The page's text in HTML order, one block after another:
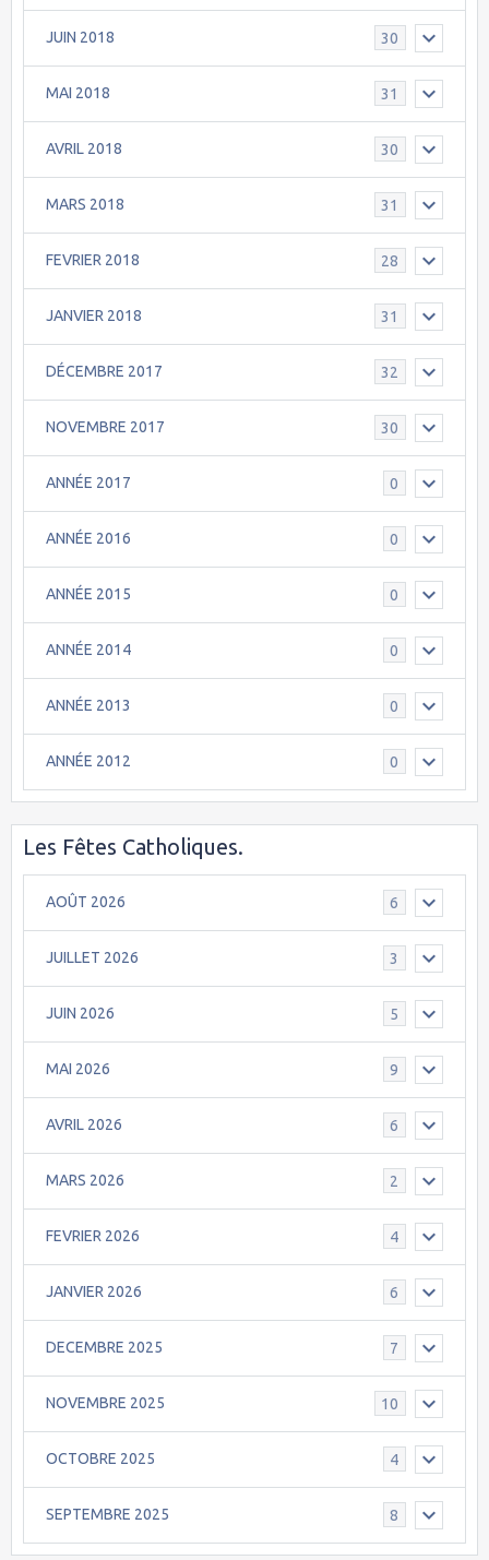
JUIN 2018 30
MAI 2018 31
AVRIL 2018 30
MARS 2018 31
FEVRIER 2018 28
JANVIER 2018 31
DÉCEMBRE 2017 32
NOVEMBRE 2017 30
ANNÉE 2017 0
ANNÉE 2016 0
ANNÉE 2015 0
ANNÉE 2014 0
ANNÉE 2013 0
ANNÉE 2012 0
Les Fêtes Catholiques.
AOÛT 2026 6
JUILLET 2026 3
JUIN 2026 5
MAI 2026 9
AVRIL 2026 6
MARS 2026 2
FEVRIER 2026 4
JANVIER 2026 6
DECEMBRE 2025 7
NOVEMBRE 2025 10
OCTOBRE 2025 4
SEPTEMBRE 2025 8